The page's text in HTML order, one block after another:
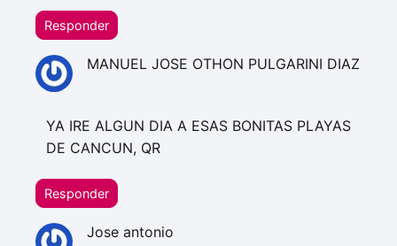
Responder
MANUEL JOSE OTHON PULGARINI DIAZ
YA IRE ALGUN DIA A ESAS BONITAS PLAYAS
DE CANCUN, QR
Responder
Jose antonio